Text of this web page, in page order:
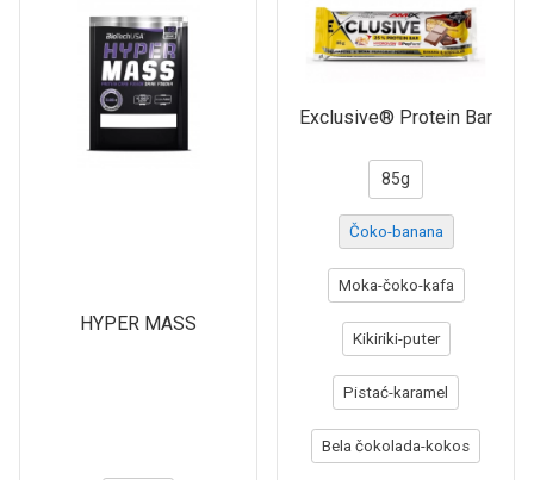
HYPER MASS
Exclusive® Protein Bar
85g
Čoko-banana
Moka-čoko-kafa
Kikiriki-puter
Pistać-karamel
Bela čokolada-kokos